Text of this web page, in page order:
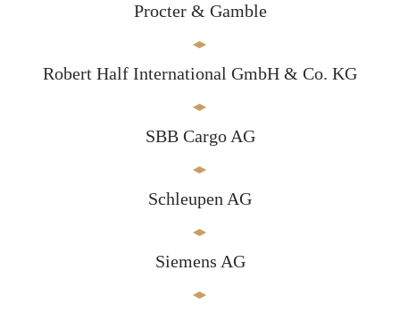
Procter & Gamble
Robert Half International GmbH & Co. KG
SBB Cargo AG
Schleupen AG
Siemens AG